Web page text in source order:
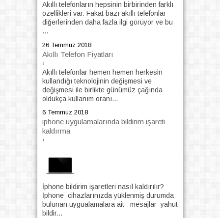
Akıllı telefonların hepsinin birbirinden farklı
özellikleri var. Fakat bazı akıllı telefonlar
diğerlerinden daha fazla ilgi görüyor ve bu
...
26 Temmuz 2018
Akıllı Telefon Fiyatları
›
Akıllı telefonlar hemen hemen herkesin
kullandığı teknolojinin değişmesi ve
değişmesi ile birlikte günümüz çağında
oldukça kullanım oranı...
6 Temmuz 2018
iphone uygulamalarında bildirim işareti
kaldırma
›
İphone bildirim işaretleri nasıl kaldırılır?
İphone cihazlarınızda yüklenmiş durumda
bulunan uygualamalara ait mesajlar yahut
bildir...